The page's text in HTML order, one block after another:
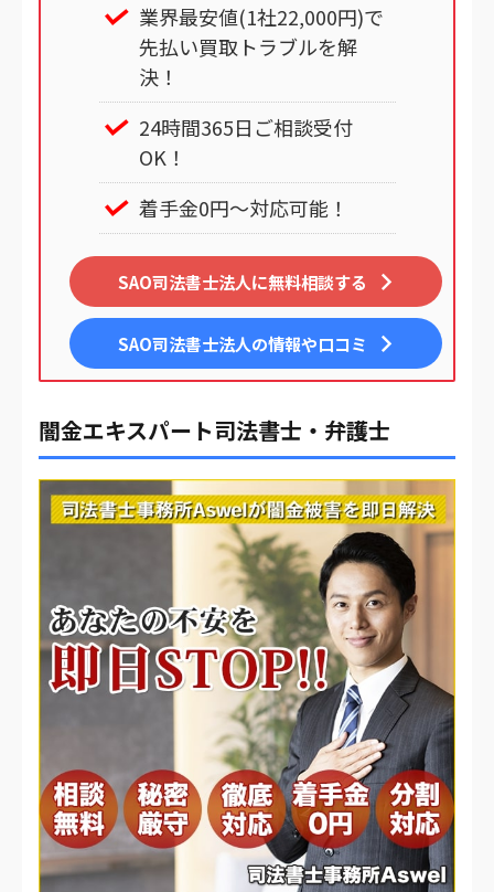
業界最安値(1社22,000円)で
先払い買取トラブルを解
決！
24時間365日ご相談受付
OK！
着手金0円～対応可能！
SAO司法書士法人に無料相談する
SAO司法書士法人の情報や口コミ
闇金エキスパート司法書士・弁護士